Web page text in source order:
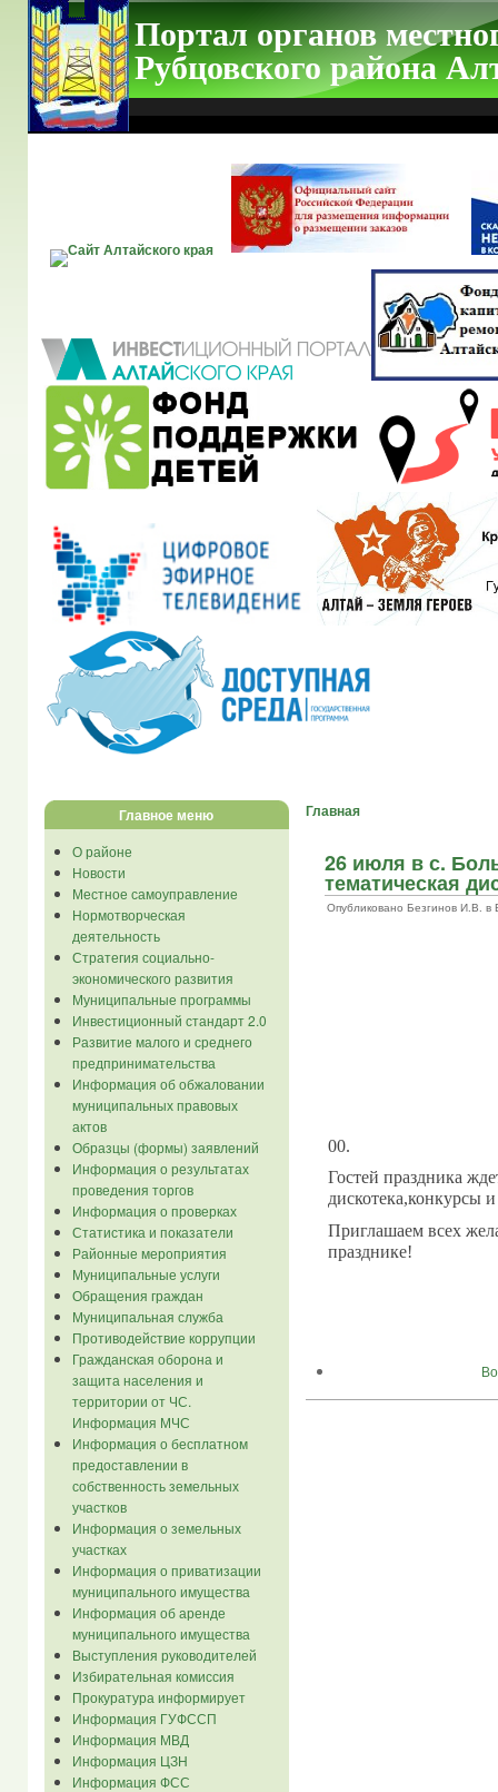
Портал органов
Рубцовского района
Главное меню
О районе
Новости
Местное самоуправление
Нормотворческая
деятельность
Стратегия социально-
экономического развития
Муниципальные программы
Инвестиционный стандарт 2.0
Развитие малого и среднего
предпринимательства
Информация об обжаловании
муниципальных правовых
актов
Образцы (формы) заявлений
Информация о результатах
проведения торгов
Информация о проверках
Статистика и показатели
Районные мероприятия
Муниципальные услуги
Обращения граждан
Муниципальная служба
Противодействие коррупции
Гражданская оборона и
защита населения и
территории от ЧС.
Информация МЧС
Информация о бесплатном
предоставлении в
собственность земельных
участков
Информация о земельных
участках
Информация о приватизации
муниципального имущества
Информация об аренде
муниципального имущества
Выступления руководителей
Избирательная комиссия
Прокуратура информирует
Информация ГУФССП
Информация МВД
Информация ЦЗН
Информация ФСС
Главная
26 июля в с.
тематическая
Опубликовано Безгинов И.В. в
00.
Гостей праздника
дискотека,конкурсы
Приглашаем всех
празднике!